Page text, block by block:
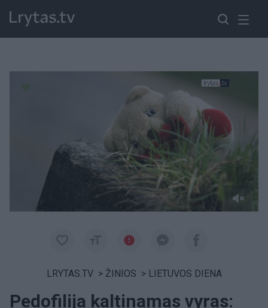
LRYTAS.TV > ŽINIOS > LIETUVOS DIENA
Pedofilija kaltinamas vyras: